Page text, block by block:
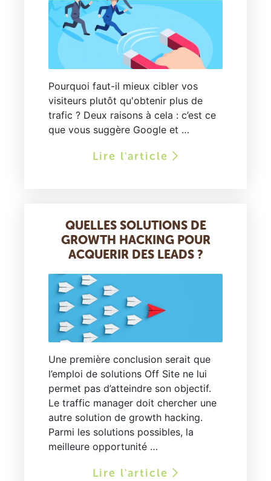
Pourquoi faut-il mieux cibler vos
visiteurs plutôt qu'obtenir plus de
trafic ? Deux raisons à cela : c’est ce
que vous suggère Google et …
Lire l'article
QUELLES SOLUTIONS DE
GROWTH HACKING POUR
ACQUERIR DES LEADS ?
Une première conclusion serait que
l’emploi de solutions Off Site ne lui
permet pas d’atteindre son objectif.
Le traffic manager doit chercher une
autre solution de growth hacking.
Parmi les solutions possibles, la
meilleure opportunité …
Lire l'article